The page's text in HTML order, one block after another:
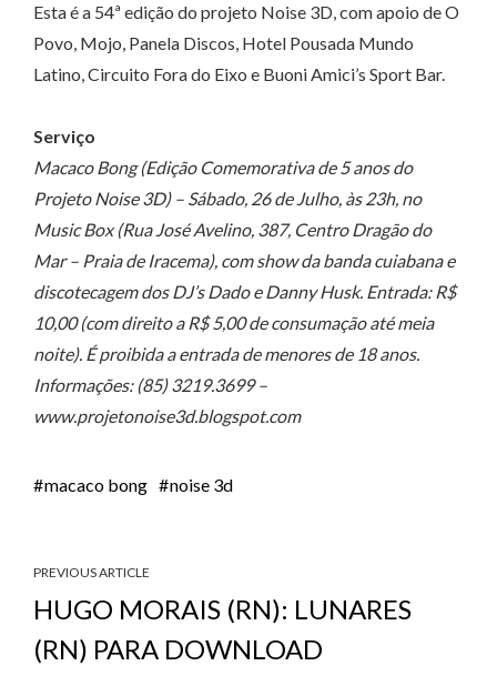
Esta é a 54ª edição do projeto Noise 3D, com apoio de O
Povo, Mojo, Panela Discos, Hotel Pousada Mundo
Latino, Circuito Fora do Eixo e Buoni Amici’s Sport Bar.
Serviço
Macaco Bong (Edição Comemorativa de 5 anos do
Projeto Noise 3D) – Sábado, 26 de Julho, às 23h, no
Music Box (Rua José Avelino, 387, Centro Dragão do
Mar – Praia de Iracema), com show da banda cuiabana e
discotecagem dos DJ’s Dado e Danny Husk. Entrada: R$
10,00 (com direito a R$ 5,00 de consumação até meia
noite). É proibida a entrada de menores de 18 anos.
Informações: (85) 3219.3699 –
www.projetonoise3d.blogspot.com
macaco bong noise 3d
PREVIOUS ARTICLE
HUGO MORAIS (RN): LUNARES
(RN) PARA DOWNLOAD